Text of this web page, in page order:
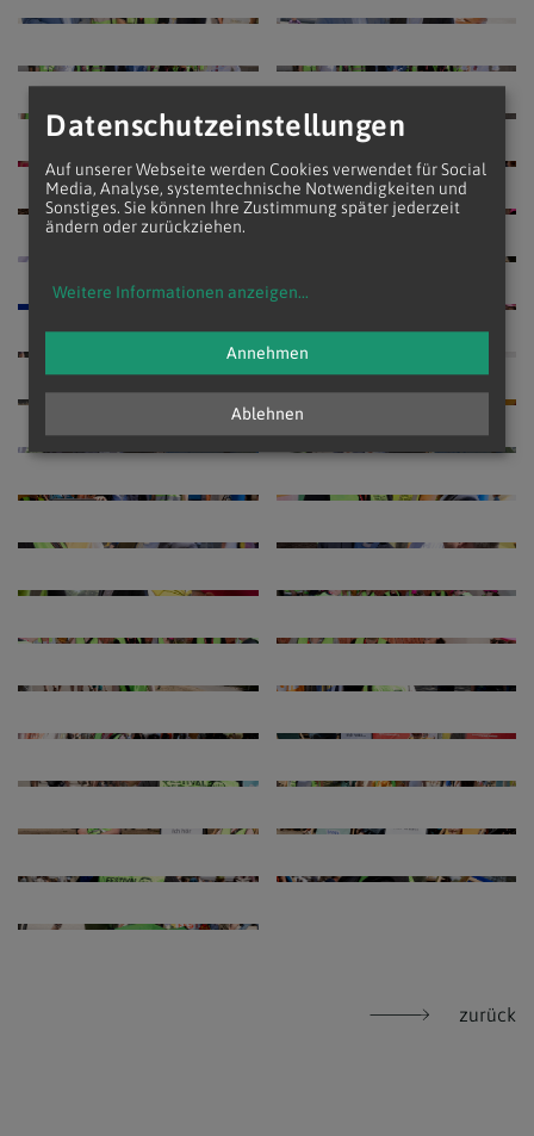
zurück
Datenschutzeinstellungen
Auf unserer Webseite werden Cookies verwendet für Social
Media, Analyse, systemtechnische Notwendigkeiten und
Sonstiges. Sie können Ihre Zustimmung später jederzeit
ändern oder zurückziehen.
Weitere Informationen anzeigen...
Ablehnen
Annehmen